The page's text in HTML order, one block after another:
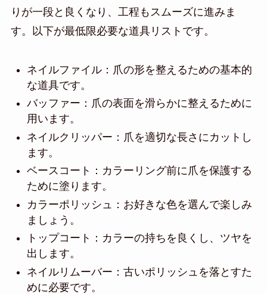
りが一段と良くなり、工程もスムーズに進みま
す。以下が最低限必要な道具リストです。
ネイルファイル：爪の形を整えるための基本的
な道具です。
バッファー：爪の表面を滑らかに整えるために
用います。
ネイルクリッパー：爪を適切な長さにカットし
ます。
ベースコート：カラーリング前に爪を保護する
ために塗ります。
カラーポリッシュ：お好きな色を選んで楽しみ
ましょう。
トップコート：カラーの持ちを良くし、ツヤを
出します。
ネイルリムーバー：古いポリッシュを落とすた
めに必要です。